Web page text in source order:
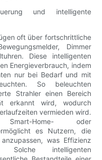
und intelligente
oft über fortschrittliche
Dimmer
Diese intelligenten
Energieverbrauch, indem
nur bei Bedarf und mit
So beleuchten
Strahler einen Bereich
erkannt wird, wodurch
vermieden wird.
Home- oder
es Nutzern, die
was Effizienz
intelligenten